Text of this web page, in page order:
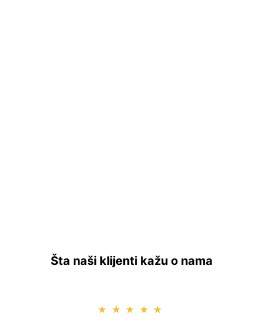
Šta naši klijenti kažu o nama
★★★★★